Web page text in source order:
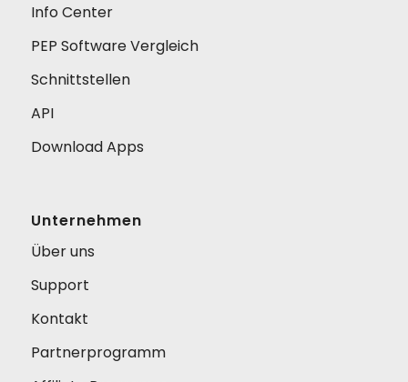
Info Center
PEP Software Vergleich
Schnittstellen
API
Download Apps
Unternehmen
Über uns
Support
Kontakt
Partnerprogramm